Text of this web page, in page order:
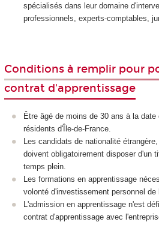
spécialisés dans leur domaine
professionnels, experts-comptables,
Conditions à remplir pour
contrat d'apprentissage
Être âgé de moins de 30 ans à la
résidents d'Île-de-France.
Les candidats de nationalité
doivent obligatoirement disposer d'un
temps plein.
Les formations en apprentissage
volonté d'investissement personnel de
L'admission en apprentissage n'est
contrat d'apprentissage avec